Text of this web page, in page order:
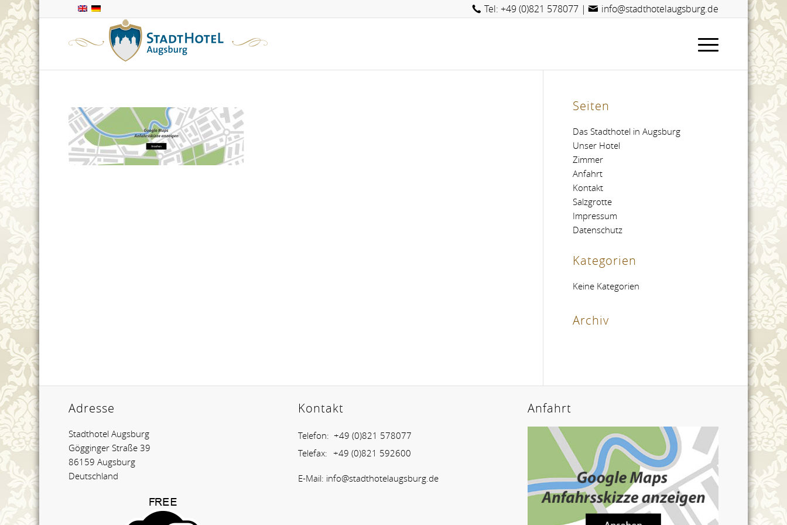
Tel: +49 (0)821 578077 | info@stadthotelaugsburg.de
Seiten
Das Stadthotel in Augsburg
Unser Hotel
Zimmer
Anfahrt
Kontakt
Salzgrotte
Impressum
Datenschutz
Kategorien
Keine Kategorien
Archiv
Adresse
Stadthotel Augsburg
Gögginger Straße 39
86159 Augsburg
Deutschland
Kontakt
Telefon: +49 (0)821 578077
Telefax: +49 (0)821 592600
E-Mail: info@stadthotelaugsburg.de
Anfahrt